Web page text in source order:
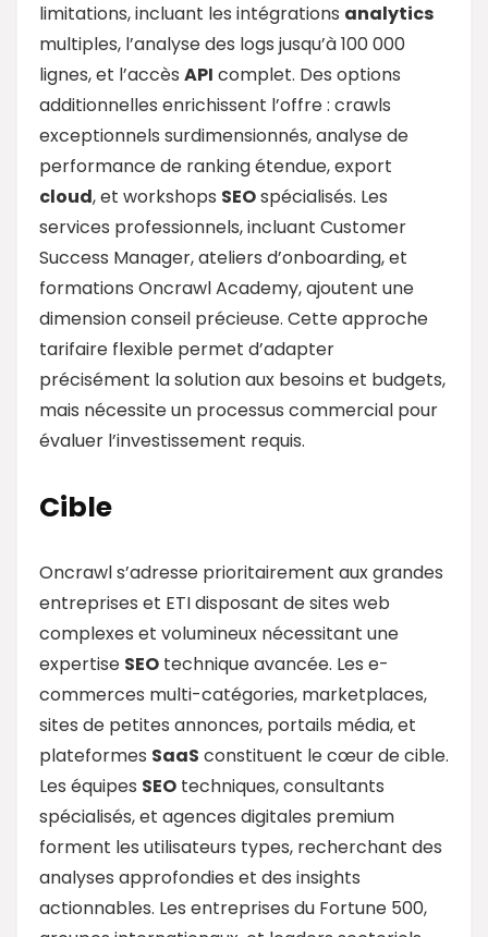
limitations, incluant les intégrations analytics
multiples, l’analyse des logs jusqu’à 100 000
lignes, et l’accès API complet. Des options
additionnelles enrichissent l’offre : crawls
exceptionnels surdimensionnés, analyse de
performance de ranking étendue, export
cloud, et workshops SEOspécialisés. Les
services professionnels, incluant Customer
Success Manager, ateliers d’onboarding, et
formations Oncrawl Academy, ajoutent une
dimension conseil précieuse. Cette approche
tarifaire flexible permet d’adapter
précisément la solution aux besoins et budgets,
mais nécessite un processus commercial pour
évaluer l’investissement requis.
Cible
Oncrawl s’adresse prioritairement aux grandes
entreprises et ETI disposant de sites web
complexes et volumineux nécessitant une
expertise SEO technique avancée. Les e-
commerces multi-catégories, marketplaces,
sites de petites annonces, portails média, et
plateformes SaaS constituent le cœur de cible.
Les équipes SEO techniques, consultants
spécialisés, et agences digitales premium
forment les utilisateurs types, recherchant des
analyses approfondies et des insights
actionnables. Les entreprises du Fortune 500,